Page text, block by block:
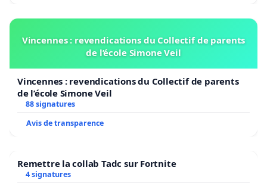
Vincennes : revendications du Collectif de parents
de l’école Simone Veil
Vincennes : revendications du Collectif de parents
de l’école Simone Veil
88 signatures
Avis de transparence
Remettre la collab Tadc sur Fortnite
4 signatures